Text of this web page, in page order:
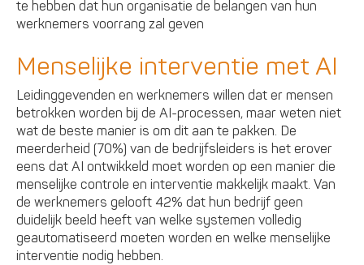
te hebben dat hun organisatie de belangen van hun
werknemers voorrang zal geven
Menselijke interventie met AI
Leidinggevenden en werknemers willen dat er mensen
betrokken worden bij de AI-processen, maar weten niet
wat de beste manier is om dit aan te pakken. De
meerderheid (70%) van de bedrijfsleiders is het erover
eens dat AI ontwikkeld moet worden op een manier die
menselijke controle en interventie makkelijk maakt. Van
de werknemers gelooft 42% dat hun bedrijf geen
duidelijk beeld heeft van welke systemen volledig
geautomatiseerd moeten worden en welke menselijke
interventie nodig hebben.